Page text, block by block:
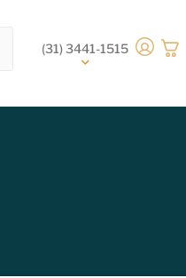
(31) 3441-1515